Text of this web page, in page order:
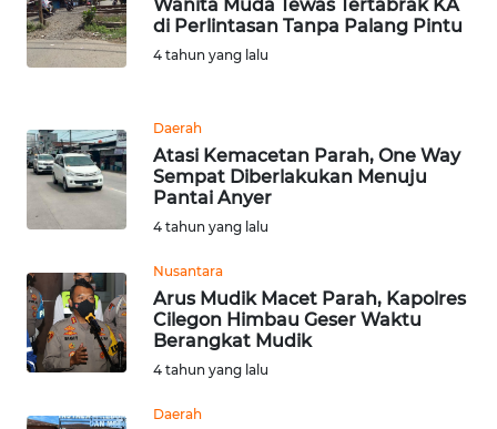
Wanita Muda Tewas Tertabrak KA
di Perlintasan Tanpa Palang Pintu
4 tahun yang lalu
Daerah
Atasi Kemacetan Parah, One Way
Sempat Diberlakukan Menuju
Pantai Anyer
4 tahun yang lalu
Nusantara
Arus Mudik Macet Parah, Kapolres
Cilegon Himbau Geser Waktu
Berangkat Mudik
4 tahun yang lalu
Daerah
PEDOMAN
MEDIA
KARIR
Wahana
News
Regional
SUMUT